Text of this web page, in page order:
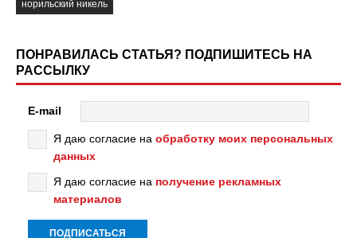
норильский никель
ПОНРАВИЛАСЬ СТАТЬЯ? ПОДПИШИТЕСЬ НА
РАССЫЛКУ
E-mail
Я даю согласие на обработку моих персональных
данных
Я даю согласие на получение рекламных
материалов